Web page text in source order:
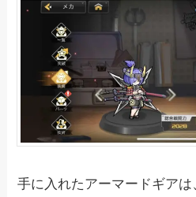
手に入れたアーマードギア